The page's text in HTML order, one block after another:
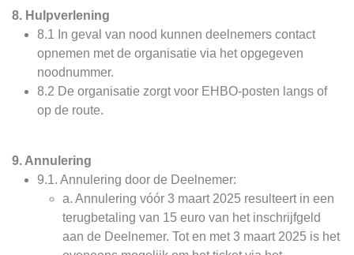
8. Hulpverlening
8.1 In geval van nood kunnen deelnemers contact
opnemen met de organisatie via het opgegeven
noodnummer.
8.2 De organisatie zorgt voor EHBO-posten langs of
op de route.
9. Annulering
9.1. Annulering door de Deelnemer:
a. Annulering vóór 3 maart 2025 resulteert in een
terugbetaling van 15 euro van het inschrijfgeld
aan de Deelnemer. Tot en met 3 maart 2025 is het